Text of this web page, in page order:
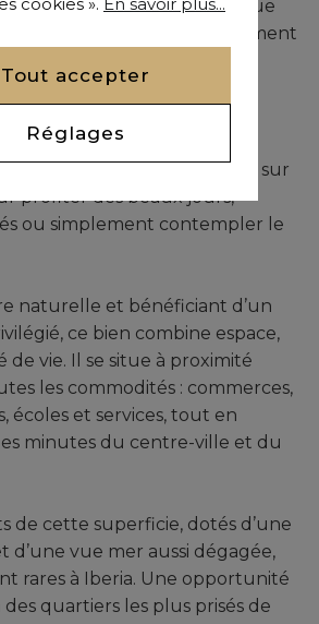
grandes chambres ainsi que
offrant un cadre parfaitement
confortable et
réside dans sa magnifique
offrant une vue imprenable sur
profiter des beaux jours,
ou simplement contempler le
naturelle et bénéficiant d’un
ce bien combine espace,
vie. Il se situe à proximité
les commodités : commerces,
écoles et services, tout en
minutes du centre-ville et du
de cette superficie, dotés d’une
d’une vue mer aussi dégagée,
rares à Iberia. Une opportunité
quartiers les plus prisés de
Tout accepter
Réglages